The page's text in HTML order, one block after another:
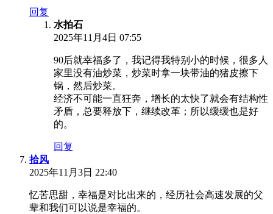
回复
水拍石
2025年11月4日 07:55
90后就幸福多了，我记得我特别小的时候，很多人
家里没有油炒菜，炒菜时拿一块带油的猪皮擦下
锅，然后炒菜。
经济不可能一直狂奔，增长的太快了就会有结构性
矛盾，总要释放下，继续改革；所以缓缓也是好
的。
回复
拾风
2025年11月3日 22:40
忆苦思甜，幸福是对比出来的，经历社会高速发展的父
辈和我们可以说是幸福的。